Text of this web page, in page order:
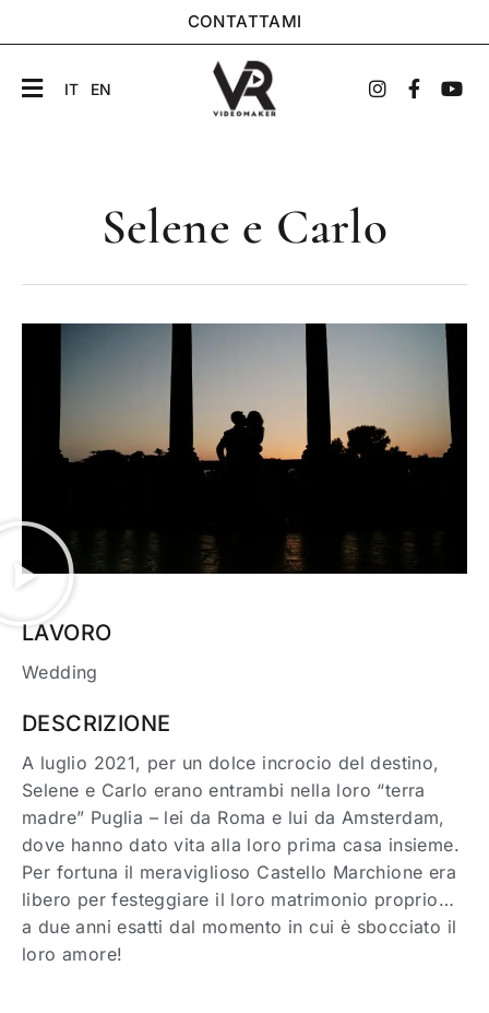
CONTATTAMI
IT EN
Selene e Carlo
LAVORO
Wedding
DESCRIZIONE
A luglio 2021, per un dolce incrocio del destino,
Selene e Carlo erano entrambi nella loro “terra
madre” Puglia – lei da Roma e lui da Amsterdam,
dove hanno dato vita alla loro prima casa insieme.
Per fortuna il meraviglioso Castello Marchione era
libero per festeggiare il loro matrimonio proprio…
a due anni esatti dal momento in cui è sbocciato il
loro amore!